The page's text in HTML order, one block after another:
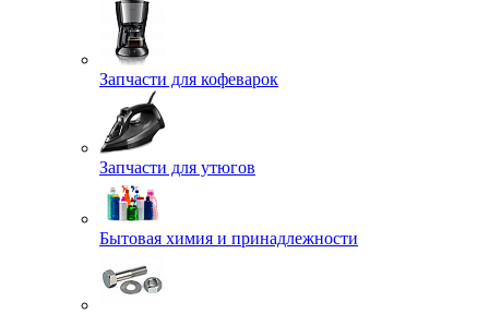
Запчасти для кофеварок
Запчасти для утюгов
Бытовая химия и принадлежности